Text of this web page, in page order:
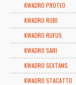
KWADRO PROTEO
KWADRO RUBI
KWADRO RUFUS
KWADRO SARI
KWADRO SEXTANS
KWADRO STACATTO